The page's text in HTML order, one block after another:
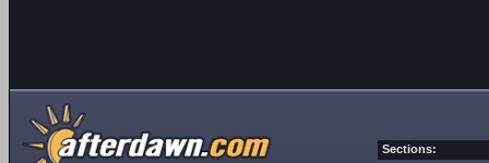
Sections: